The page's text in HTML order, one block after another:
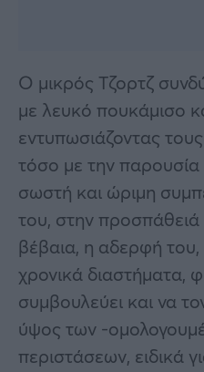
Ο μικρός Τζορτζ
με λευκό πουκάμισο
εντυπωσιάζοντας
τόσο με την παρουσία
σωστή και ώριμη
του, στην προσπάθειά
βέβαια, η αδερφή
χρονικά διαστήματα,
συμβουλεύει και να
ύψος των -
περιστάσεων, ειδικά